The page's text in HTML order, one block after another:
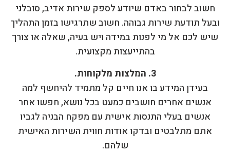
חשוב לבחור באדם שיודע לספק שירות אדיב, סובלני
ובעל תודעת שירות גבוהה. חשוב שתרגישו בזמן התהליך
שיש לכם אל מי לפנות במידה ויש בעיה, שאלה או צורך
בהתייעצות מקצועית.
3. המלצות מלקוחות.
בעידן המידע בו אנו חיים קל מתמיד להיחשף למה
אנשים אחרים חושבים כמעט בכל נושא, חפשו אחר
אנשים בעלי התנסות אישית עם מפקח הבניה לגביו
אתם מתלבטים ובדקו אודות חווית השירות האישית
שלהם.